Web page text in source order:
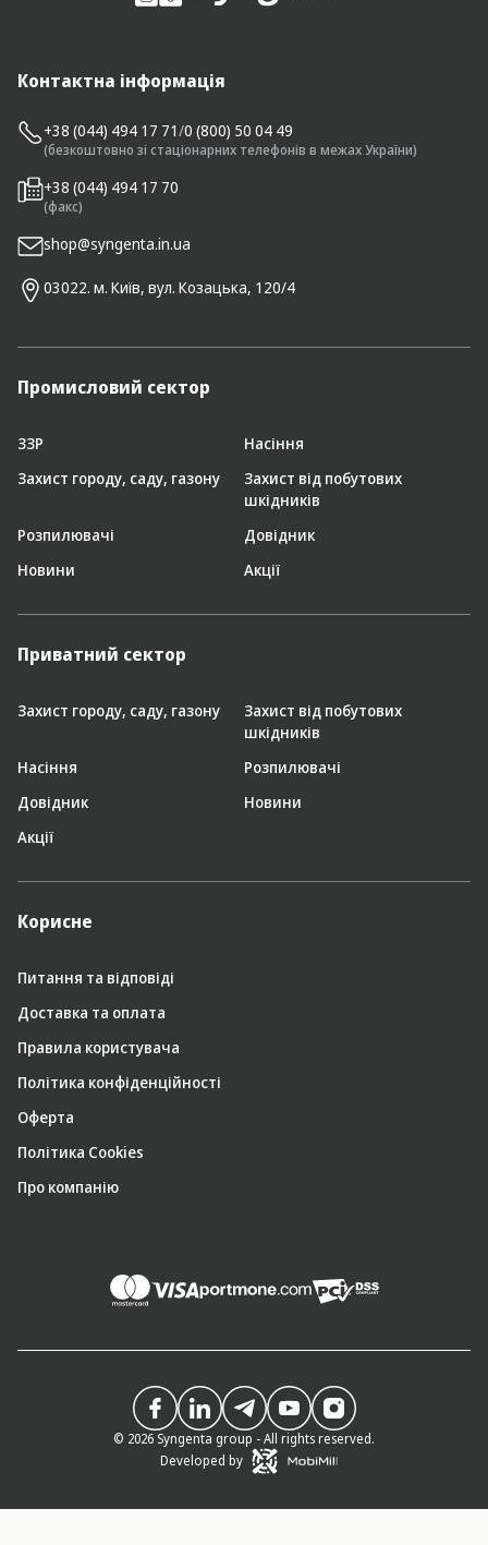
Контактна інформація
+38 (044) 494 17 71/0 (800) 50 04 49
(безкоштовно зі стаціонарних телефонів в межах України)
+38 (044) 494 17 70
(факс)
shop@syngenta.in.ua
03022. м. Київ, вул. Козацька, 120/4
Промисловий сектор
ЗЗР
Насіння
Захист городу, саду, газону
Захист від побутових
шкідників
Розпилювачі
Довідник
Новини
Акції
Приватний сектор
Захист городу, саду, газону
Захист від побутових
шкідників
Насіння
Розпилювачі
Довідник
Новини
Акції
Корисне
Питання та відповіді
Доставка та оплата
Правила користувача
Політика конфіденційності
Оферта
Політика Cookies
Про компанію
© 2026 Syngenta group - All rights reserved.
Developed by